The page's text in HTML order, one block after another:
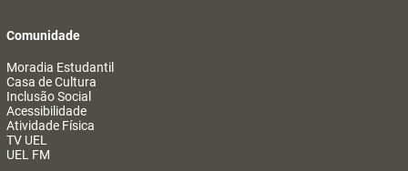
Comunidade
Moradia Estudantil
Casa de Cultura
Inclusão Social
Acessibilidade
Atividade Física
TV UEL
UEL FM